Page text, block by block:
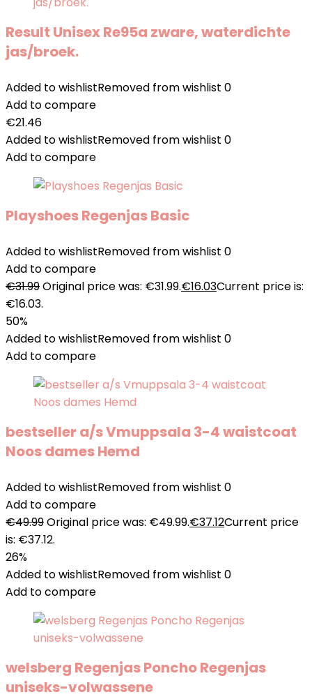
Result Unisex Re95a zware, waterdichte
jas/broek.
Added to wishlistRemoved from wishlist 0
Add to compare
€21.46
Added to wishlistRemoved from wishlist 0
Add to compare
Playshoes Regenjas Basic
Added to wishlistRemoved from wishlist 0
Add to compare
€31.99Original price was: €31.99.€16.03Current price is:
€16.03.
50%
Added to wishlistRemoved from wishlist 0
Add to compare
bestseller a/s Vmuppsala 3-4 waistcoat
Noos dames Hemd
Added to wishlistRemoved from wishlist 0
Add to compare
€49.99Original price was: €49.99.€37.12Current price
is: €37.12.
26%
Added to wishlistRemoved from wishlist 0
Add to compare
welsberg Regenjas Poncho Regenjas
uniseks-volwassene